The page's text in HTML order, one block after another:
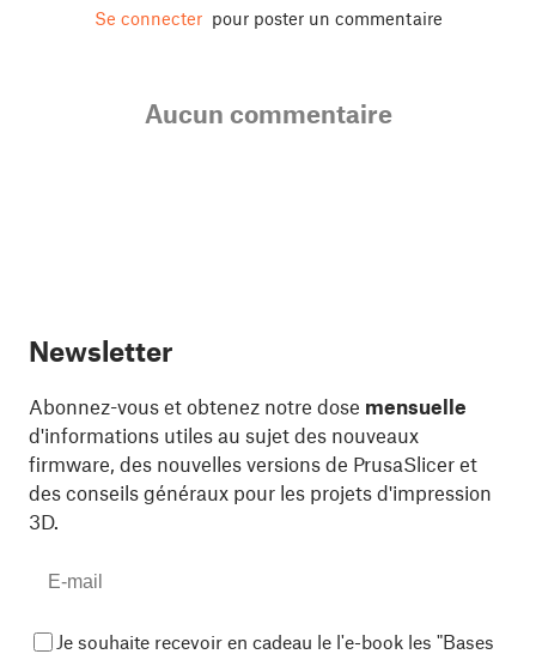
Se connecter pour poster un commentaire
Aucun commentaire
Newsletter
Abonnez-vous et obtenez notre dose mensuelle
d'informations utiles au sujet des nouveaux
firmware, des nouvelles versions de PrusaSlicer et
des conseils généraux pour les projets d'impression
3D.
Je souhaite recevoir en cadeau le l'e-book les "Bases